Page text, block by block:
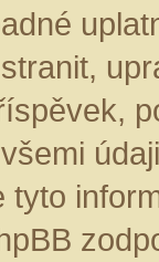
tyto